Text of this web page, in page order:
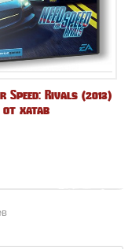
Speed: Rivals (2013)
от xatab